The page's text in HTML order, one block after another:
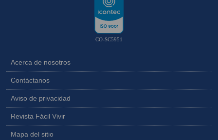
CO-SC5951
Acerca de nosotros
Contáctanos
Aviso de privacidad
Revista Fácil Vivir
Mapa del sitio